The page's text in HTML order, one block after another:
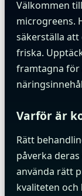
Välkommen
microgreens.
säkerställa att
friska.
framtagna för
Varför är
Rätt
påverka
använda rätt
kvaliteten och